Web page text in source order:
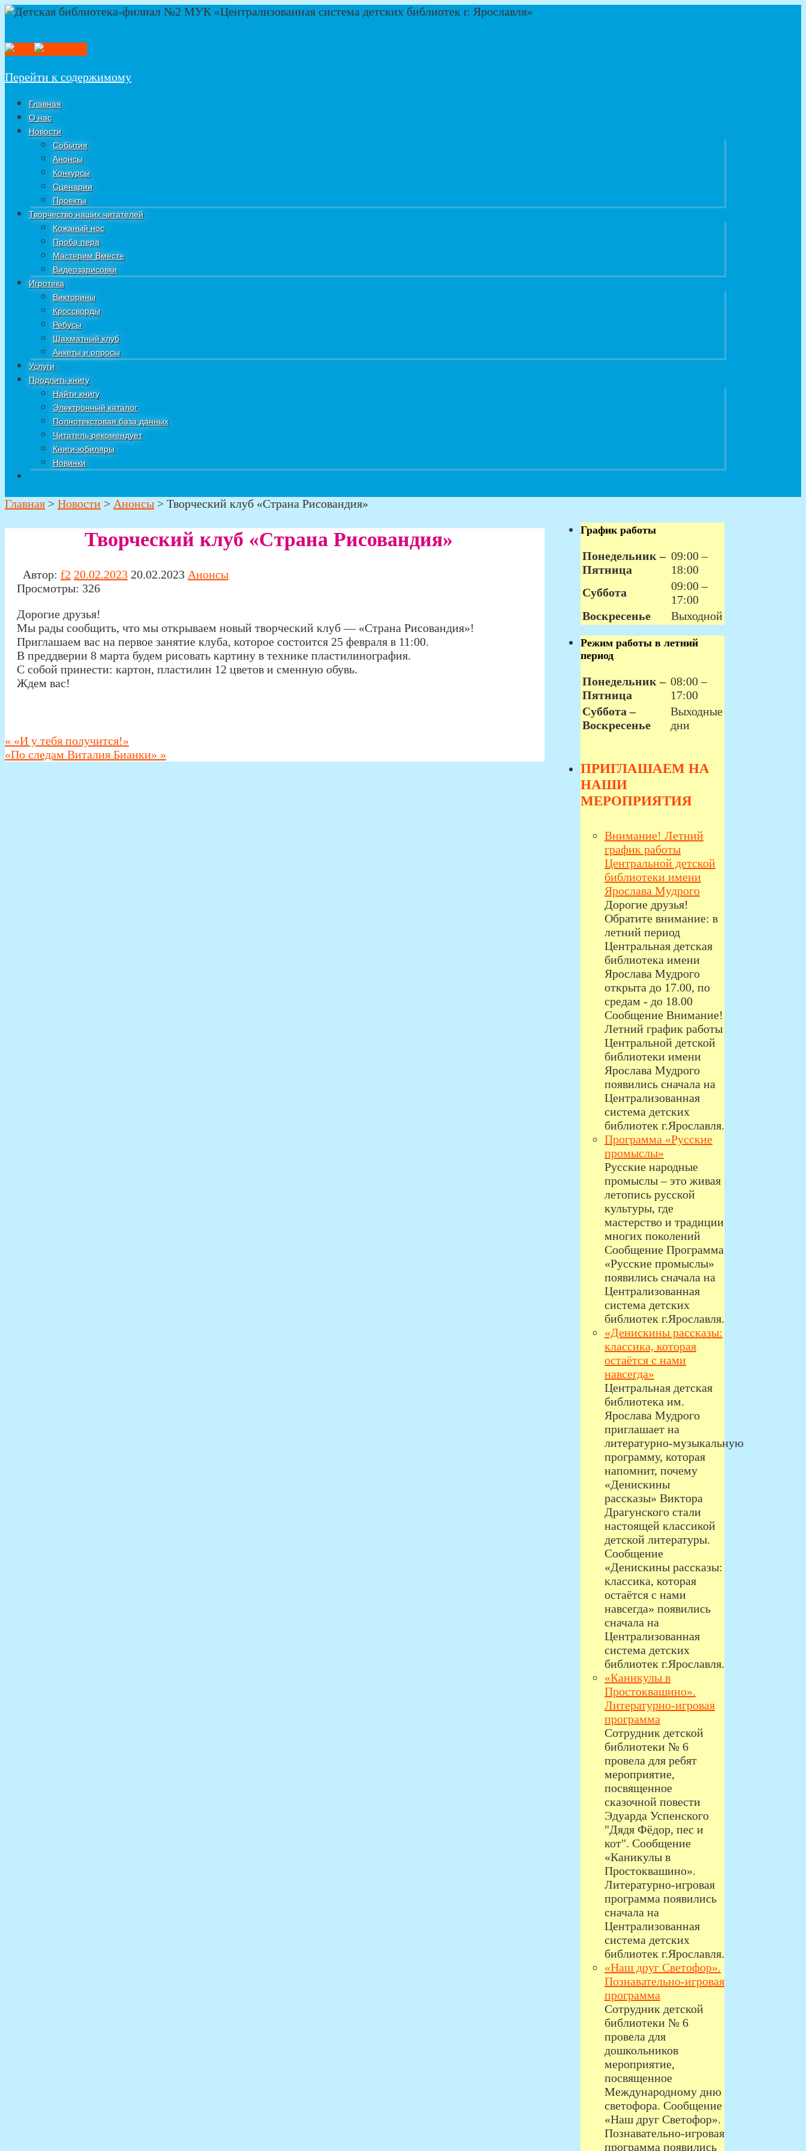
Перейти к содержимому
Главная
О нас
Новости
События
Анонсы
Конкурсы
Сценарии
Проекты
Творчество наших читателей
Кожаный нос
Проба пера
Мастерим Вместе
Видеозарисовки
Игротека
Викторины
Кроссворды
Ребусы
Шахматный клуб
Анкеты и опросы
Услуги
Продлить книгу
Найти книгу
Электронный каталог
Полнотекстовая база данных
Читатель рекомендует
Книги-юбиляры
Новинки
Главная > Новости > Анонсы > Творческий клуб «Страна Рисовандия»
Творческий клуб «Страна Рисовандия»
Автор: f2 20.02.2023 20.02.2023 Анонсы
Просмотры: 326
Дорогие друзья!
Мы рады сообщить, что мы открываем новый творческий клуб — «Страна Рисовандия»!
Приглашаем вас на первое занятие клуба, которое состоится 25 февраля в 11:00.
В преддверии 8 марта будем рисовать картину в технике пластилинография.
С собой принести: картон, пластилин 12 цветов и сменную обувь.
Ждем вас!
« «И у тебя получится!»
«По следам Виталия Бианки» »
График работы
Понедельник –
Пятница
09:00 –
18:00
Суббота
09:00 –
17:00
Воскресенье
Выходной
Режим работы в летний
период
Понедельник –
Пятница
08:00 –
17:00
Суббота –
Воскресенье
Выходные
дни
ПРИГЛАШАЕМ НА
НАШИ
МЕРОПРИЯТИЯ
Внимание! Летний
график работы
Центральной детской
библиотеки имени
Ярослава Мудрого
Дорогие друзья!
Обратите внимание: в
летний период
Центральная детская
библиотека имени
Ярослава Мудрого
открыта до 17.00, по
средам - до 18.00
Сообщение Внимание!
Летний график работы
Центральной детской
библиотеки имени
Ярослава Мудрого
появились сначала на
Централизованная
система детских
библиотек г.Ярославля.
Программа «Русские
промыслы»
Русские народные
промыслы – это живая
летопись русской
культуры, где
мастерство и традиции
многих поколений
Сообщение Программа
«Русские промыслы»
появились сначала на
Централизованная
система детских
библиотек г.Ярославля.
«Денискины рассказы:
классика, которая
остаётся с нами
навсегда»
Центральная детская
библиотека им.
Ярослава Мудрого
приглашает на
литературно‑музыкальную
программу, которая
напомнит, почему
«Денискины
рассказы» Виктора
Драгунского стали
настоящей классикой
детской литературы.
Сообщение
«Денискины рассказы:
классика, которая
остаётся с нами
навсегда» появились
сначала на
Централизованная
система детских
библиотек г.Ярославля.
«Каникулы в
Простоквашино».
Литературно-игровая
программа
Сотрудник детской
библиотеки № 6
провела для ребят
мероприятие,
посвященное
сказочной повести
Эдуарда Успенского
"Дядя Фёдор, пес и
кот". Сообщение
«Каникулы в
Простоквашино».
Литературно-игровая
программа появились
сначала на
Централизованная
система детских
библиотек г.Ярославля.
«Наш друг Светофор».
Познавательно-игровая
программа
Сотрудник детской
библиотеки № 6
провела для
дошкольников
мероприятие,
посвященное
Международному дню
светофора. Сообщение
«Наш друг Светофор».
Познавательно-игровая
программа появились